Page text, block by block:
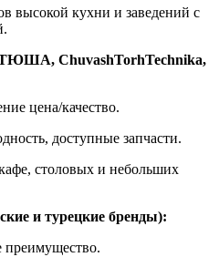
высокой кухни и заведений с
ChuvashTorhTechnika,
цена/качество.
доступные запчасти.
столовых и небольших
и турецкие бренды):
преимущество.